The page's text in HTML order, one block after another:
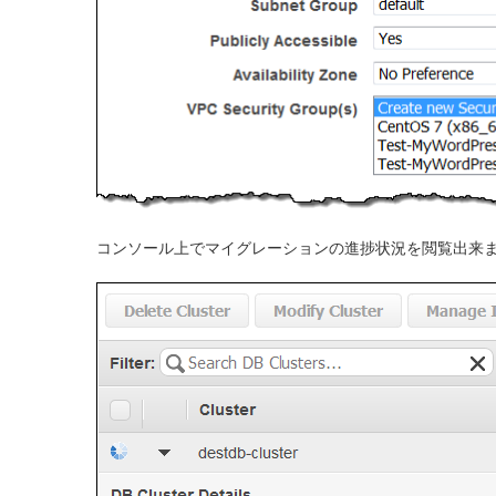
コンソール上でマイグレーションの進捗状況を閲覧出来